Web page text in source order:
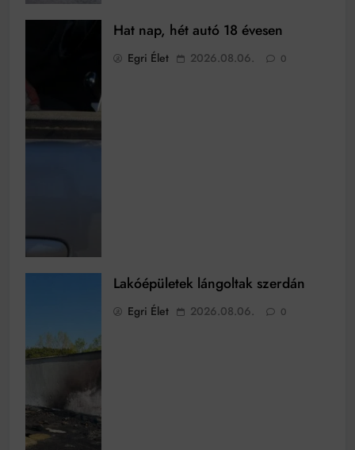
Hat nap, hét autó 18 évesen
Egri Élet 2026.08.06. 0
Lakóépületek lángoltak szerdán
Egri Élet 2026.08.06. 0